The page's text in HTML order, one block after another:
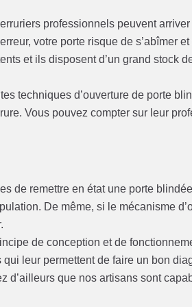
professionnels peuvent
votre porte risque de s’abîmer
et ils disposent d’un grand stock
techniques d’ouverture de porte
Vous pouvez compter sur leur
de remettre en état une porte
De même, si le mécanisme
de conception et de
leur permettent de faire un bon
que nos artisans sont